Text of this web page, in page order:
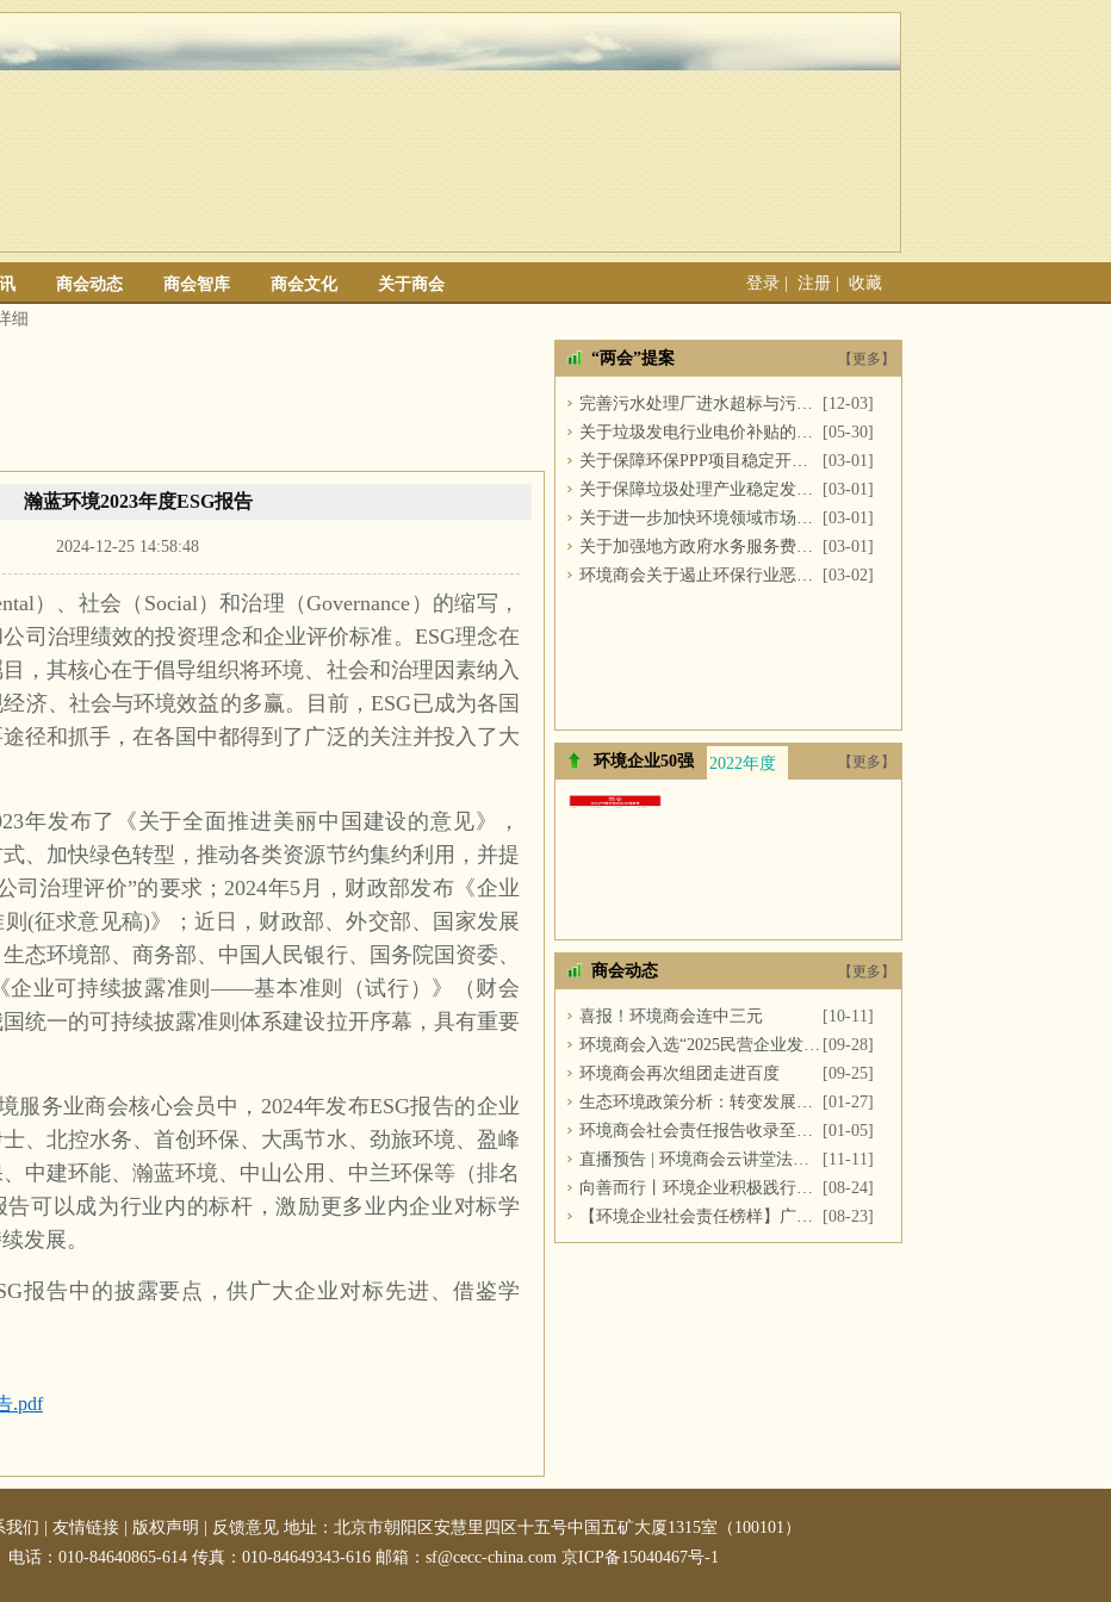
商会动态 商会智库 商会文化 关于商会 登录 注册
收藏
细
瀚蓝环境2023年度ESG报告
2024-12-25 14:58:48
）、社会（Social）和治理（Governance）的缩写，
司治理绩效的投资理念和企业评价标准。ESG理念在
，其核心在于倡导组织将环境、社会和治理因素纳入
济、社会与环境效益的多赢。目前，ESG已成为各国
径和抓手，在各国中都得到了广泛的关注并投入了大
年发布了《关于全面推进美丽中国建设的意见》，
式、加快绿色转型，推动各类资源节约集约利用，并提
司治理评价”的要求；2024年5月，财政部发布《企业
(征求意见稿)》；近日，财政部、外交部、国家发展
态环境部、商务部、中国人民银行、国务院国资委、
企业可持续披露准则——基本准则（试行）》（财会
国统一的可持续披露准则体系建设拉开序幕，具有重要
服务业商会核心会员中，2024年发布ESG报告的企业
、北控水务、首创环保、大禹节水、劲旅环境、盈峰
中建环能、瀚蓝环境、中山公用、中兰环保等（排名
告可以成为行业内的标杆，激励更多业内企业对标学
发展。
报告中的披露要点，供广大企业对标先进、借鉴学
.pdf
“两会”提案 【更多】
完善污水处理厂进水超标与污泥处置
[12-03]
关于垃圾发电行业电价补贴的建议
[05-30]
关于保障环保PPP项目稳定开展的提案
[03-01]
关于保障垃圾处理产业稳定发展的议案
[03-01]
关于进一步加快环境领域市场化改革的议案
[03-01]
关于加强地方政府水务服务费用支付的议案
[03-01]
环境商会关于遏止环保行业恶性竞争的提案
[03-02]
环境企业50强 2022年度 2021年度 2020年度
【更多】
商会动态 【更多】
喜报！环境商会连中三元
[10-11]
环境商会入选“2025民营企业发展新质生产力系列典型案例” [09-28]
环境商会再次组团走进百度
[09-25]
生态环境政策分析：转变发展方式，推进“双碳”目标
[01-27]
环境商会社会责任报告收录至《中国民营企业社会责任报告》
[01-05]
直播预告 | 环境商会云讲堂法务专场第十一期
[11-11]
向善而行丨环境企业积极践行社会责任 彰显优秀榜样力量
[08-24]
【环境企业社会责任榜样】广西碧清源环保投资有限公司
[08-23]
我们 友情链接 版权声明 反馈意见 地址：北京市朝阳区安慧里四区十五号中国五矿大厦1315室（100101）
电话：010-84640865-614 传真：010-84649343-616 邮箱：sf@cecc-china.com 京ICP备15040467号-1